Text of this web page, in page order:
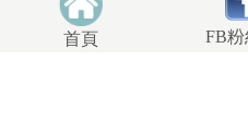
首頁 FB粉